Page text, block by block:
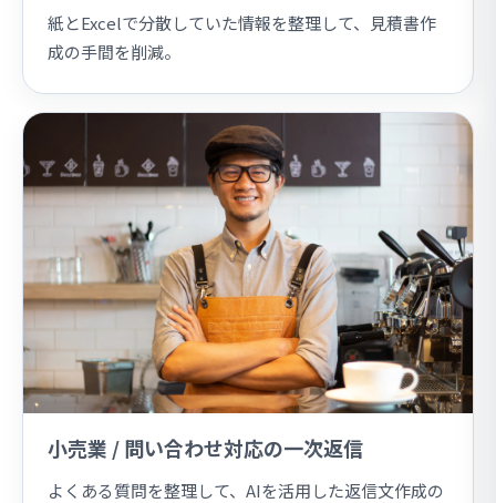
紙とExcelで分散していた情報を整理して、見積書作
成の手間を削減。
小売業 / 問い合わせ対応の一次返信
よくある質問を整理して、AIを活用した返信文作成の